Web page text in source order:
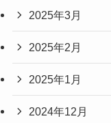
2025年3月
2025年2月
2025年1月
2024年12月